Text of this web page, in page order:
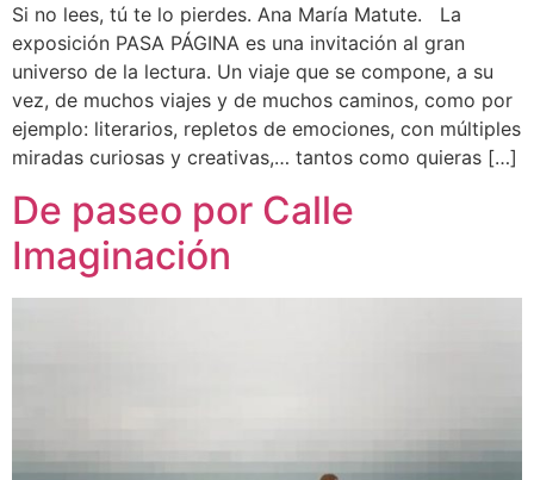
Si no lees, tú te lo pierdes. Ana María Matute. La
exposición PASA PÁGINA es una invitación al gran
universo de la lectura. Un viaje que se compone, a su
vez, de muchos viajes y de muchos caminos, como por
ejemplo: literarios, repletos de emociones, con múltiples
miradas curiosas y creativas,… tantos como quieras […]
De paseo por Calle
Imaginación